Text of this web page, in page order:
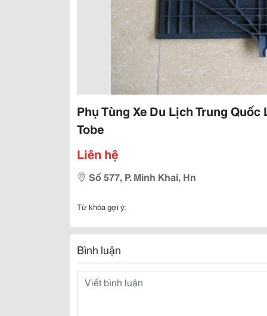
Phụ Tùng Xe Du Lịch Trung
Tobe
Liên hệ
Số 577, P. Minh Khai, Hn
Từ khóa gợi ý:
Bình luận